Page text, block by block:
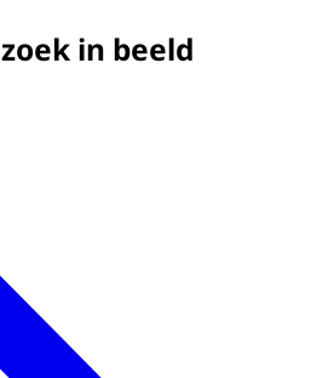
in beeld